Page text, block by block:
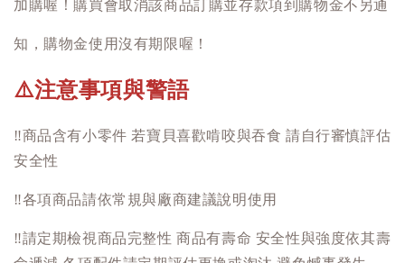
加購喔！購買會取消該商品訂購並存款項到購物金不另通
知，購物金使用沒有期限喔！
⚠️注意事項與警語
‼️商品含有小零件 若寶貝喜歡啃咬與吞食 請自行審慎評估
安全性
‼️各項商品請依常規與廠商建議說明使用
‼️請定期檢視商品完整性 商品有壽命 安全性與強度依其壽